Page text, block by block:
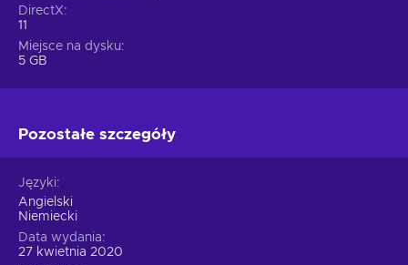
DirectX
11
Miejsce na dysku
5 GB
Pozostałe szczegóły
Języki
Angielski
Niemiecki
Data wydania
27 kwietnia 2020